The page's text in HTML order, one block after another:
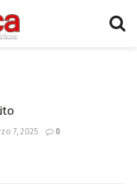
7, 2025 0